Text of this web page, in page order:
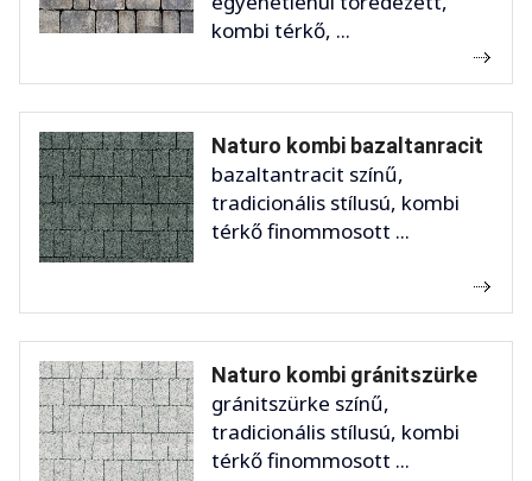
kombi térkő, ...
Naturo kombi bazaltanracit
bazaltantracit színű,
tradicionális stílusú, kombi
térkő finommosott ...
Naturo kombi gránitszürke
gránitszürke színű,
tradicionális stílusú, kombi
térkő finommosott ...